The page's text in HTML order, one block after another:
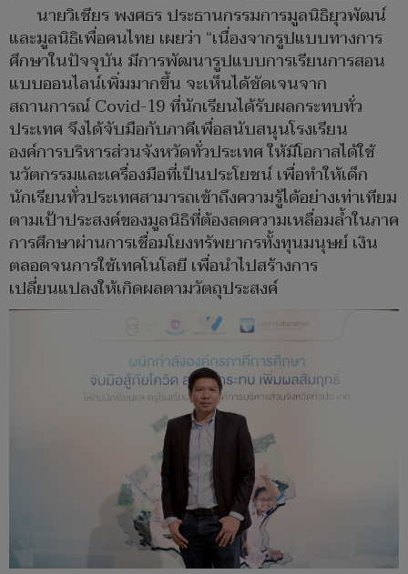
นายวิเชียร พงศธร ประธานกรรมการมูลนิธิยุวพัฒน์
และมูลนิธิเพื่อคนไทย เผยว่า “เนื่องจากรูปแบบทางการ
ศึกษาในปัจจุบัน มีการพัฒนารูปแบบการเรียนการสอน
แบบออนไลน์เพิ่มมากขึ้น จะเห็นได้ชัดเจนจาก
สถานการณ์ Covid-19 ที่นักเรียนได้รับผลกระทบทั่ว
ประเทศ จึงได้จับมือกับภาคีเพื่อสนับสนุนโรงเรียน
องค์การบริหารส่วนจังหวัดทั่วประเทศ ให้มีโอกาสได้ใช้
นวัตกรรมและเครื่องมือที่เป็นประโยชน์ เพื่อทำให้เด็ก
นักเรียนทั่วประเทศสามารถเข้าถึงความรู้ได้อย่างเท่าเทียม
ตามเป้าประสงค์ของมูลนิธิที่ต้องลดความเหลื่อมล้ำในภาค
การศึกษาผ่านการเชื่อมโยงทรัพยากรทั้งทุนมนุษย์ เงิน
ตลอดจนการใช้เทคโนโลยี เพื่อนำไปสร้างการ
เปลี่ยนแปลงให้เกิดผลตามวัตถุประสงค์